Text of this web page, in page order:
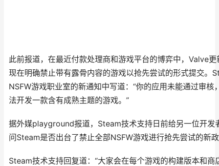
此前报道，在最近付款处理商和游戏平台的博弈中，Valve
现在明确禁止带有露骨内容的游戏以抢先尝试的形式提交。
NSFW游戏职业室的新通知中写道：“你的应用未能通过审
法开发一款含有成熟主题的游戏。”
据外媒playground报道，Steam技术支持日前给另一位开发
问Steam是否出台了禁止全部NSFW游戏进行抢先尝试的新
Steam技术支持回复道：“大家会在每个游戏的构建版本和